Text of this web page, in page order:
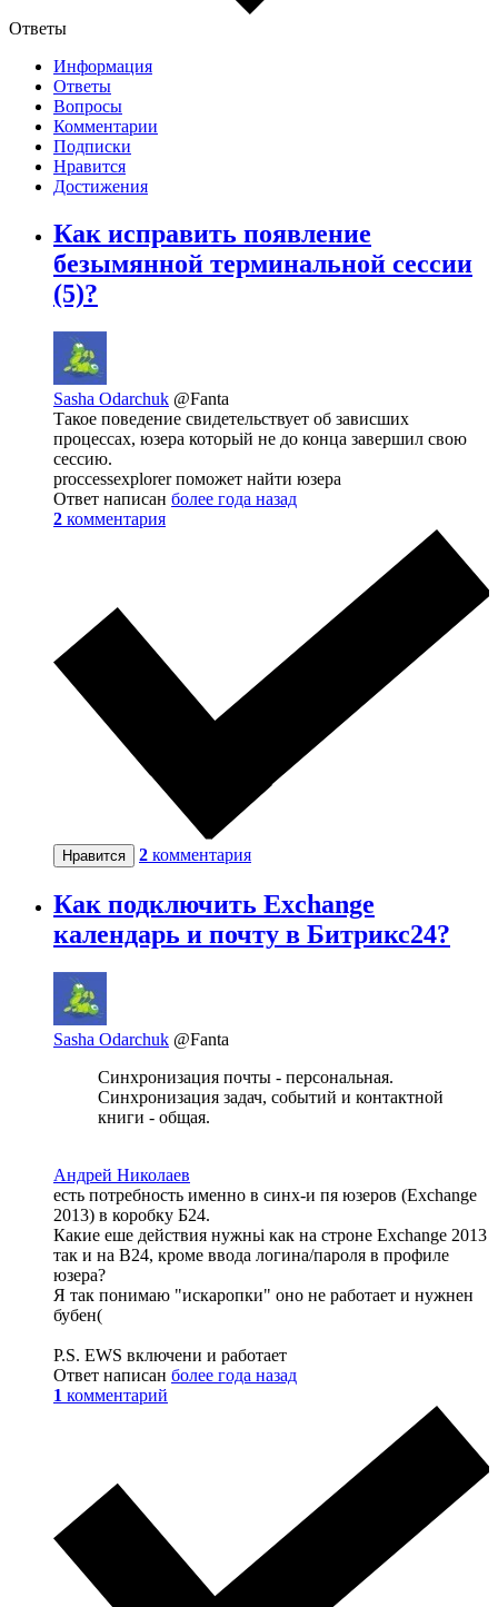
Ответы
Информация
Ответы
Вопросы
Комментарии
Подписки
Нравится
Достижения
Как исправить появление
безымянной терминальной сессии
(5)?
Sasha Odarchuk @Fanta
Такое поведение свидетельствует об зависших
процессах, юзера которьій не до конца завершил свою
сессию.
proccessexplorer поможет найти юзера
Ответ написан более года назад
2 комментария
Нравится 2 комментария
Как подключить Exchange
календарь и почту в Битрикс24?
Sasha Odarchuk @Fanta
Синхронизация почты - персональная.
Синхронизация задач, событий и контактной
книги - общая.
Андрей Николаев
есть потребность именно в синх-и пя юзеров (Exchange
2013) в коробку Б24.
Какие еше действия нужньі как на строне Exchange 2013
так и на В24, кроме ввода логина/пароля в профиле
юзера?
Я так понимаю "искаропки" оно не работает и нужнен
бубен(
P.S. EWS включени и работает
Ответ написан более года назад
1 комментарий